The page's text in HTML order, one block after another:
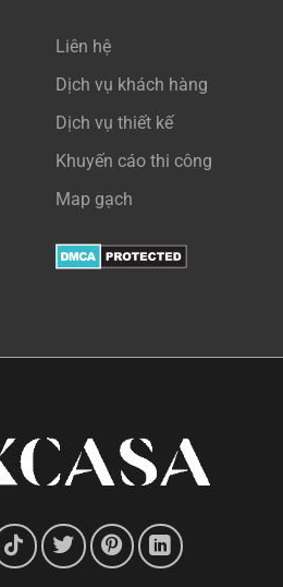
Liên hệ
Dịch vụ khách hàng
Dịch vụ thiết kế
Khuyến cáo thi công
Map gạch